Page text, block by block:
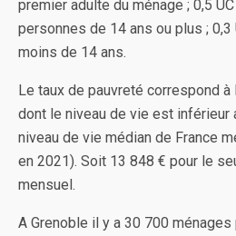
premier adulte du ménage ; 0,5
personnes de 14 ans ou plus ;
moins de 14 ans.
Le taux de pauvreté correspond
dont le niveau de vie est inférieur
niveau de vie médian de France
en 2021). Soit 13 848 € pour le
mensuel.
A Grenoble il y a 30 700